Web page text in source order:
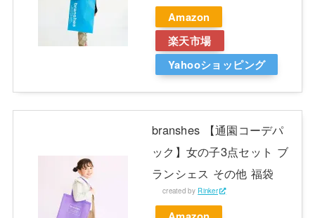
Amazon
楽天市場
Yahooショッピング
branshes 【通園コーデパ
ック】女の子3点セット ブ
ランシェス その他 福袋
created by Rinker